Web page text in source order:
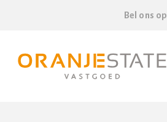
Bel ons op